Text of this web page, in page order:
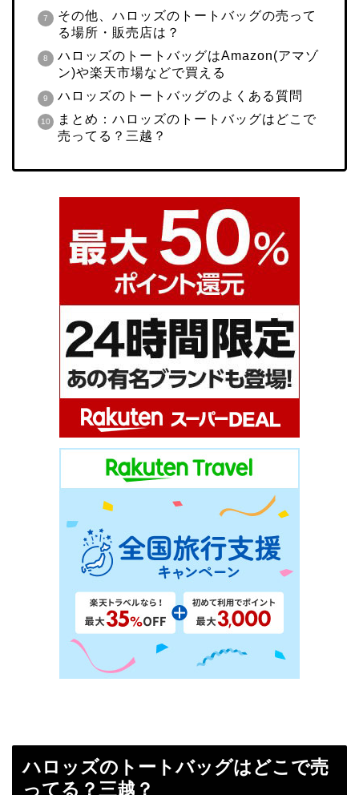
その他、ハロッズのトートバッグの売って
る場所・販売店は？
ハロッズのトートバッグはAmazon(アマゾ
ン)や楽天市場などで買える
ハロッズのトートバッグのよくある質問
まとめ：ハロッズのトートバッグはどこで
売ってる？三越？
ハロッズのトートバッグはどこで売
ってる？三越？